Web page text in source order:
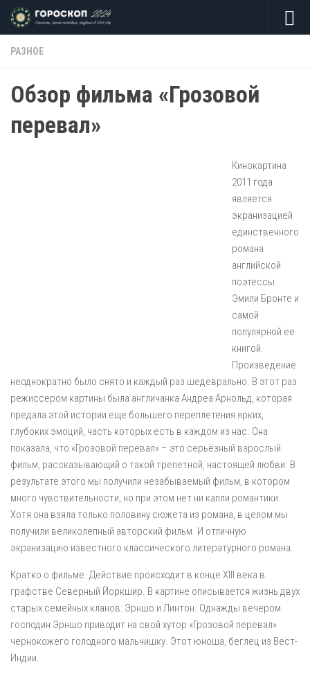
Skip to content
РАЗНОЕ
Обзор фильма «Грозовой
перевал»
Кинокартина
2011 года
является
экранизацией
единственного
романа
английской
поэтессы
Эмили Бронте и
самой
популярной ее
книгой.
Произведение
неоднократно было снято и каждый раз шедеврально. В этот раз
режиссером картины была англичанка Андреа Арнольд, которая
предала этой истории еще большего переплетения ярких,
глубоких эмоций, часть которых есть в каждом из нас. Она
показала, что «Грозовой перевал» – это серьёзный взрослый
фильм, рассказывающий о такой трепетной, настоящей любви. В
результате этого мы получили незабываемый фильм, в котором
много чувствительности, но при этом нет ни капли романтики.
Хотя она взяла только половину сюжета из романа, в целом мы
получили великолепный авторский фильм. И отличную
экранизацию известного классического литературного романа.
Кратко о фильме. Действие происходит в конце XIII века в
графстве Северный Йоркшир. В картине описывается жизнь двух
старых семейных кланов: Эрншо и Линтон. Однажды вечером
господин Эрншо приводит на свой хутор «Грозовой перевал»
чернокожего голодного мальчишку. Этот юноша, беглец из Вест-
Индии.